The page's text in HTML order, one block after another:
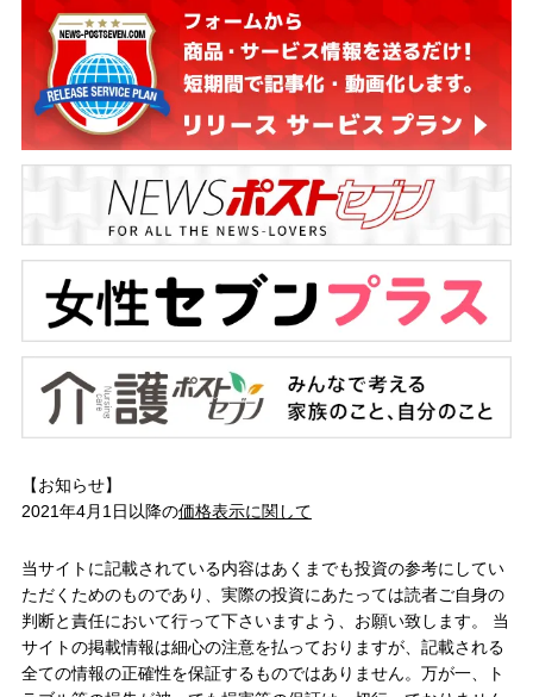
【お知らせ】
2021年4月1日以降の価格表示に関して
当サイトに記載されている内容はあくまでも投資の参考にしてい
ただくためのものであり、実際の投資にあたっては読者ご自身の
判断と責任において行って下さいますよう、お願い致します。 当
サイトの掲載情報は細心の注意を払っておりますが、記載される
全ての情報の正確性を保証するものではありません。万が一、ト